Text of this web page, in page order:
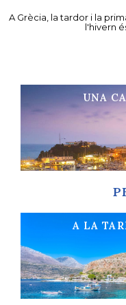
A Grècia, la tardor i la
l'hivern
UNA
A LA
Un